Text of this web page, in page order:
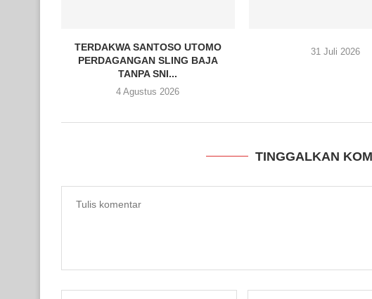
TERDAKWA SANTOSO UTOMO
PERDAGANGAN SLING BAJA
TANPA SNI...
4 Agustus 2026
31 Juli 2026
TINGGALKAN